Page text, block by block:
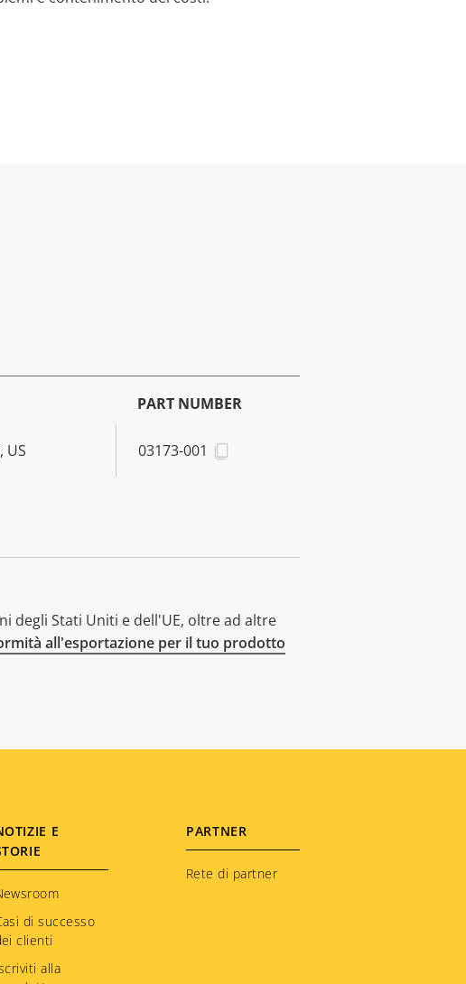
PART NUMBER
US 03173-001
degli Stati Uniti e dell'UE, oltre ad altre
all'esportazione per il tuo prodotto
E
di successo
clienti
alla
PARTNER
Rete di partner